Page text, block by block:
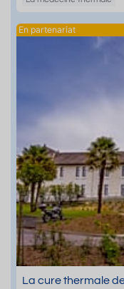
La cure thermale